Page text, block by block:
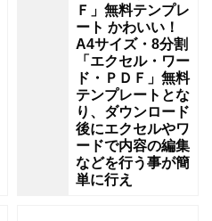
Ｆ」無料テンプレ
ート かわいい！
A4サイズ・8分割
「エクセル・ワー
ド・ＰＤＦ」無料
テンプレートとな
り、ダウンロード
後にエクセルやワ
ードで内容の編集
などを行う事が簡
単に行え